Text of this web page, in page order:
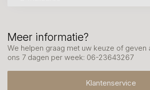
Meer informatie?
We helpen graag met uw keuze of geven
ons 7 dagen per week: 06-23643267
Klantenservice